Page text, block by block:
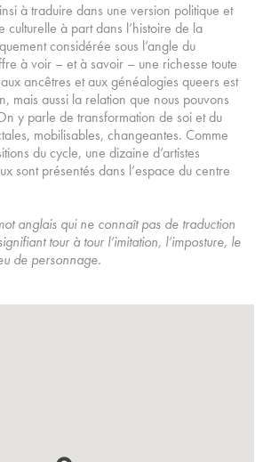
à traduire dans une version politique et
culturelle à part dans l’histoire de la
considérée sous l’angle du
à voir – et à savoir – une richesse toute
ancêtres et aux généalogies queers est
mais aussi la relation que nous pouvons
y parle de transformation de soi et du
mobilisables, changeantes. Comme
du cycle, une dizaine d’artistes
sont présentés dans l’espace du centre
anglais qui ne connaît pas de traduction
tour à tour l’imitation, l’imposture, le
de personnage.